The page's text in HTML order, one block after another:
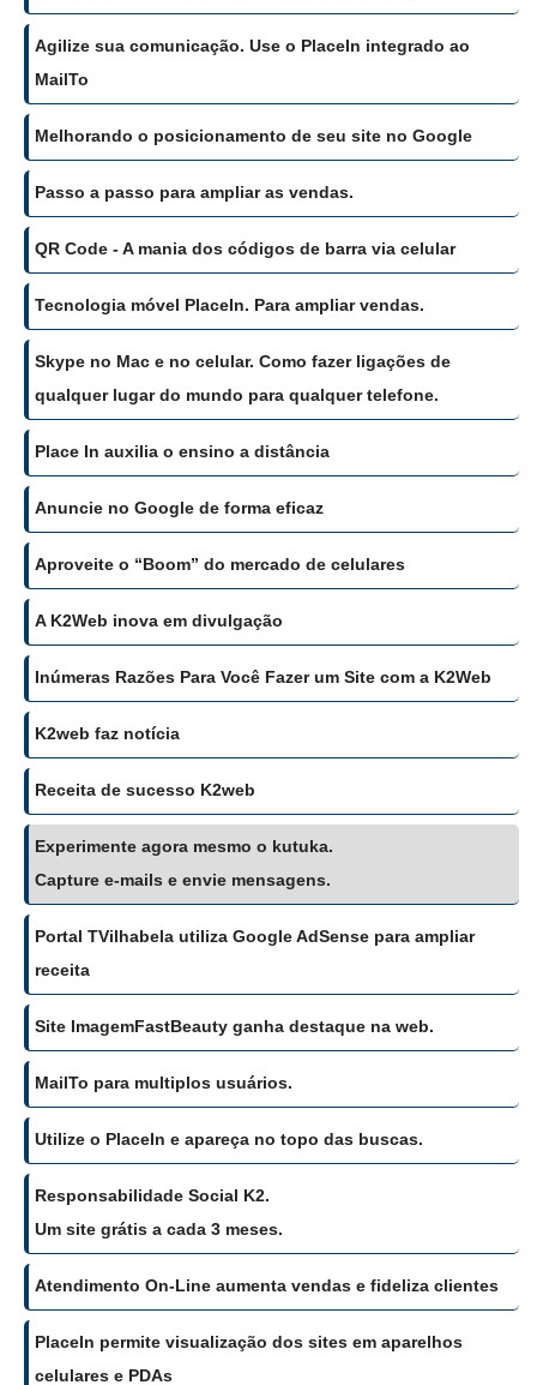
Agilize sua comunicação. Use o PlaceIn integrado ao
MailTo
Melhorando o posicionamento de seu site no Google
Passo a passo para ampliar as vendas.
QR Code - A mania dos códigos de barra via celular
Tecnologia móvel PlaceIn. Para ampliar vendas.
Skype no Mac e no celular. Como fazer ligações de
qualquer lugar do mundo para qualquer telefone.
Place In auxilia o ensino a distância
Anuncie no Google de forma eficaz
Aproveite o “Boom” do mercado de celulares
A K2Web inova em divulgação
Inúmeras Razões Para Você Fazer um Site com a K2Web
K2web faz notícia
Receita de sucesso K2web
Experimente agora mesmo o kutuka.
Capture e-mails e envie mensagens.
Portal TVilhabela utiliza Google AdSense para ampliar
receita
Site ImagemFastBeauty ganha destaque na web.
MailTo para multiplos usuários.
Utilize o PlaceIn e apareça no topo das buscas.
Responsabilidade Social K2.
Um site grátis a cada 3 meses.
Atendimento On-Line aumenta vendas e fideliza clientes
PlaceIn permite visualização dos sites em aparelhos
celulares e PDAs